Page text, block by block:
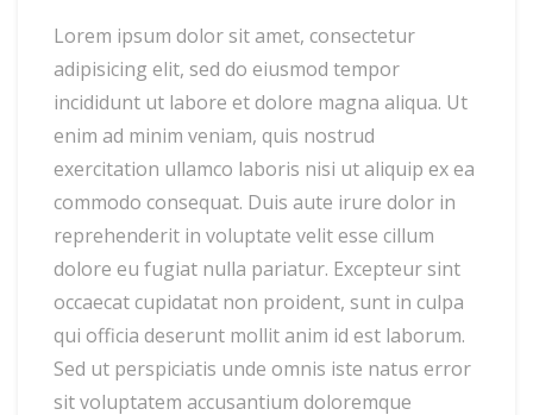
Lorem ipsum dolor sit amet, consectetur
adipisicing elit, sed do eiusmod tempor
incididunt ut labore et dolore magna aliqua. Ut
enim ad minim veniam, quis nostrud
exercitation ullamco laboris nisi ut aliquip ex ea
commodo consequat. Duis aute irure dolor in
reprehenderit in voluptate velit esse cillum
dolore eu fugiat nulla pariatur. Excepteur sint
occaecat cupidatat non proident, sunt in culpa
qui officia deserunt mollit anim id est laborum.
Sed ut perspiciatis unde omnis iste natus error
sit voluptatem accusantium doloremque